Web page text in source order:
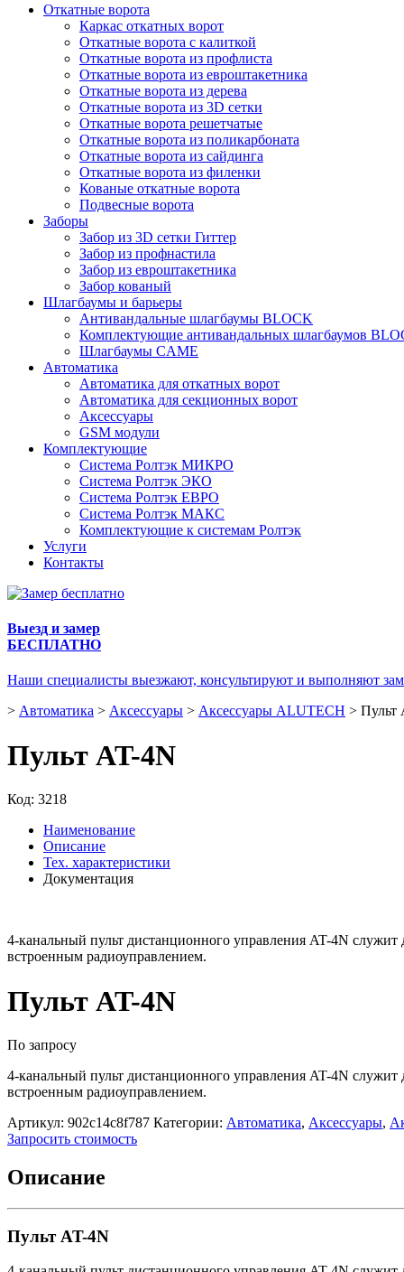
Откатные ворота
Каркас откатных ворот
Откатные ворота с калиткой
Откатные ворота из профлиста
Откатные ворота из евроштакетника
Откатные ворота из дерева
Откатные ворота из 3D сетки
Откатные ворота решетчатые
Откатные ворота из поликарбоната
Откатные ворота из сайдинга
Откатные ворота из филенки
Кованые откатные ворота
Подвесные ворота
Заборы
Забор из 3D сетки Гиттер
Забор из профнастила
Забор из евроштакетника
Забор кованый
Шлагбаумы и барьеры
Антивандальные шлагбаумы BLOCK
Комплектующие антивандальных шлагбаумов
Шлагбаумы CAME
Автоматика
Автоматика для откатных ворот
Автоматика для секционных ворот
Аксессуары
GSM модули
Комплектующие
Система Ролтэк МИКРО
Система Ролтэк ЭКО
Система Ролтэк ЕВРО
Система Ролтэк МАКС
Комплектующие к системам Ролтэк
Услуги
Контакты
Выезд и замер
БЕСПЛАТНО
Наши специалисты выезжают, консультируют и выполняют
> Автоматика > Аксессуары > Аксессуары ALUTECH > Пульт
Пульт AT-4N
Код: 3218
Наименование
Описание
Тех. характеристики
Документация
4-канальный пульт дистанционного управления AT-4N
встроенным радиоуправлением.
Пульт AT-4N
По запросу
4-канальный пульт дистанционного управления AT-4N
встроенным радиоуправлением.
Артикул: 902c14c8f787 Категории: Автоматика, Аксессуары,
Запросить стоимость
Описание
Пульт AT-4N